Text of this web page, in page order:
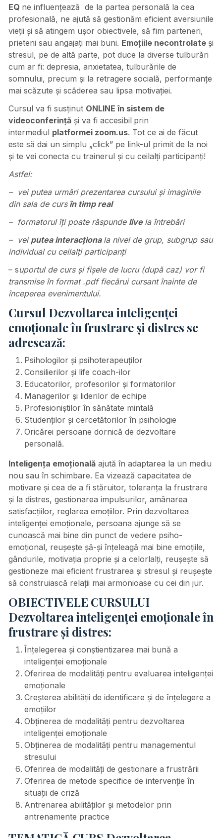
EQ ne influențează de la partea personală la cea
profesională, ne ajută să gestionăm eficient aversiunile
vieții și să atingem ușor obiectivele, să fim parteneri,
prieteni sau angajați mai buni. Emoțiile necontrolate și
stresul, pe de altă parte, pot duce la diverse tulburări
cum ar fi: depresia, anxietatea, tulburările de
somnului, precum și la retragere socială, performanțe
mai scăzute și scăderea sau lipsa motivației.
Cursul va fi susținut ONLINE în sistem de
videoconferință și va fi accesibil prin
intermediul platformei zoom.us. Tot ce ai de făcut
este să dai un simplu „click” pe link-ul primit de la noi
și te vei conecta cu trainerul și cu ceilalți participanți!
Astfel:
– vei putea urmări prezentarea cursului și imaginile
din sala de cursîn timp real
– formatorul îți poate răspunde live la întrebări
– vei putea interacționa la nivel de grup, subgrup sau
individual cu ceilalți participanți
– suportul de curs și fișele de lucru (după caz) vor fi
transmise în format .pdf fiecărui cursant înainte de
începerea evenimentului.
Cursul Dezvoltarea inteligenței
emoționale în frustrare și distres se
adresează:
Psihologilor și psihoterapeuților
Consilierilor și life coach-ilor
Educatorilor, profesorilor și formatorilor
Managerilor și liderilor de echipe
Profesioniștilor în sănătate mintală
Studenților și cercetătorilor în psihologie
Oricărei persoane dornică de dezvoltare
personală.
Inteligența emoțională ajută în adaptarea la un mediu
nou sau în schimbare. Ea vizează capacitatea de
motivare și cea de a fi stăruitor, toleranța la frustrare
și la distres, gestionarea impulsurilor, amânarea
satisfacțiilor, reglarea emoțiilor. Prin dezvoltarea
inteligenței emoționale, persoana ajunge să se
cunoască mai bine din punct de vedere psiho-
emoțional, reușește șă-și înțeleagă mai bine emoțiile,
gândurile, motivația proprie și a celorlalți, reușește să
gestioneze mai eficient frustrarea și stresul și reușește
să construiască relații mai armonioase cu cei din jur.
OBIECTIVELE CURSULUI
Dezvoltarea inteligenței emoționale în
frustrare și distres:
Înțelegerea și conștientizarea mai bună a
inteligenței emoționale
Oferirea de modalități pentru evaluarea inteligenței
emoționale
Creșterea abilității de identificare și de înțelegere a
emoțiilor
Obținerea de modalități pentru dezvoltarea
inteligenței emoționale
Obținerea de modalități pentru managementul
stresului
Oferirea de modalități de gestionare a frustrării
Oferirea de metode specifice de intervenție în
situații de criză
Antrenarea abilităților și metodelor prin
antrenamente practice